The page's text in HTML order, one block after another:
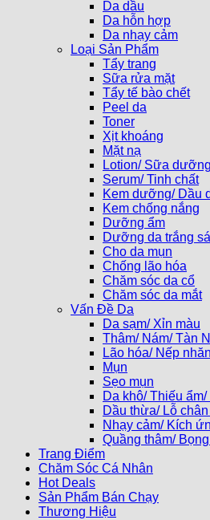
Da dầu
Da hỗn hợp
Da nhạy cảm
Loại Sản Phẩm
Tẩy trang
Sữa rửa mặt
Tẩy tế bào chết
Peel da
Toner
Xịt khoáng
Mặt nạ
Lotion/ Sữa dưỡng
Serum/ Tinh chất
Kem dưỡng/ Dầu
Kem chống nắng
Dưỡng ẩm
Dưỡng da trắng
Cho da mụn
Chống lão hóa
Chăm sóc da cổ
Chăm sóc da mắt
Vấn Đề Da
Da sạm/ Xỉn màu
Thâm/ Nám/ Tàn
Lão hóa/ Nếp nhăn
Mụn
Sẹo mụn
Da khô/ Thiếu
Dầu thừa/ Lỗ
Nhạy cảm/ Kích
Quầng thâm/
Trang Điểm
Chăm Sóc Cá Nhân
Hot Deals
Sản Phẩm Bán Chạy
Thương Hiệu